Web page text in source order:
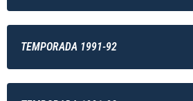
TEMPORADA 1991-92